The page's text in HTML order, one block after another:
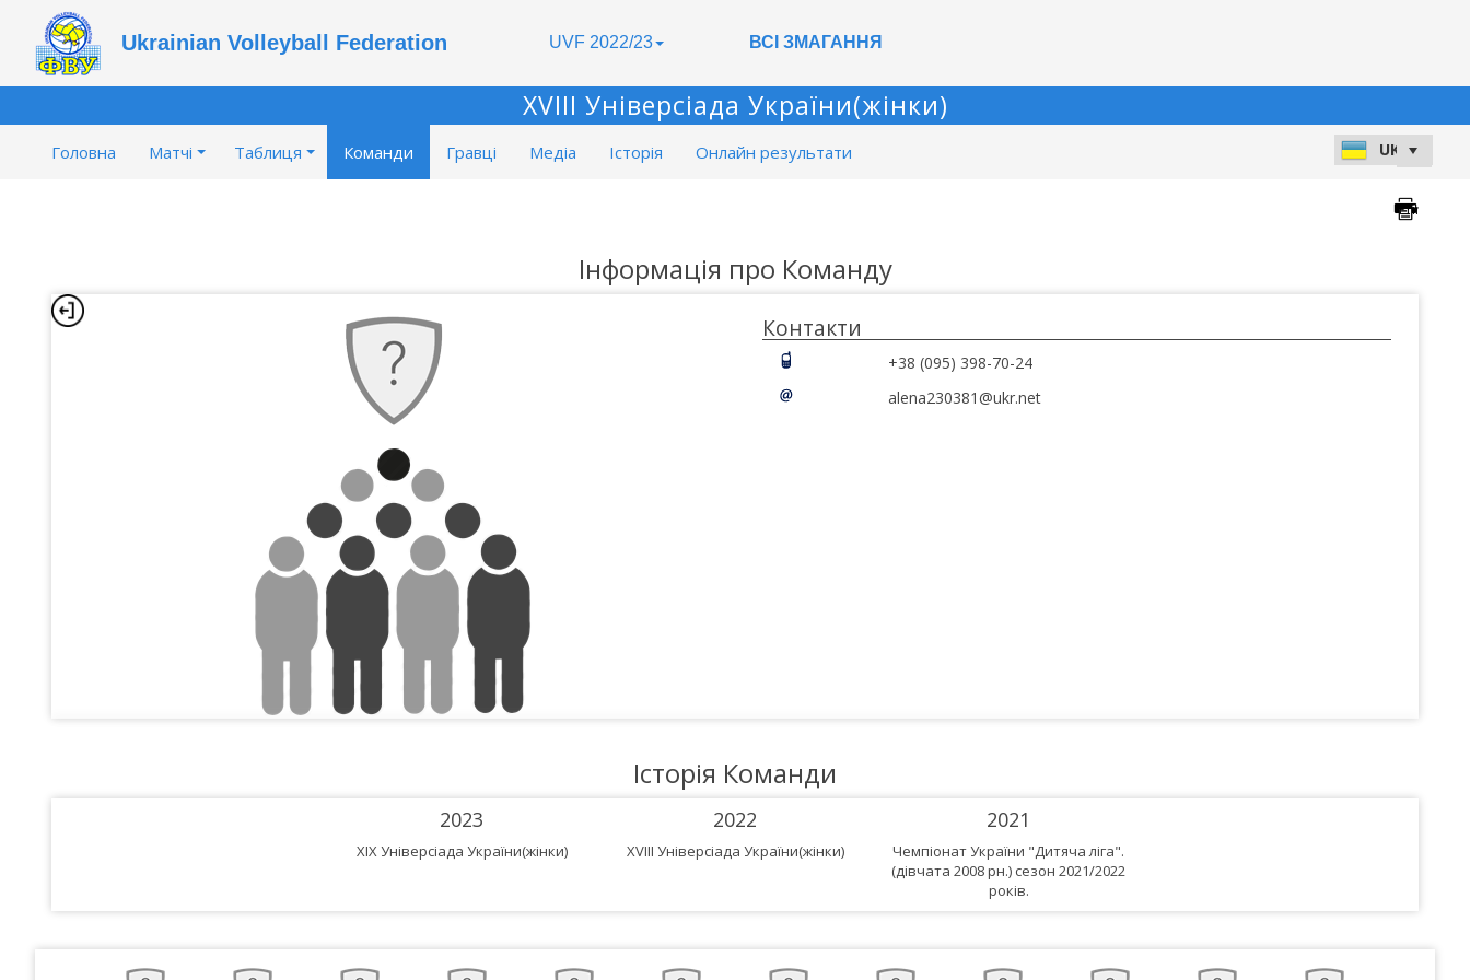
Ukrainian Volleyball Federation UVF 2022/23 ВСІ ЗМАГАННЯ
XVIII Універсіада України(жінки)
Головна Матчі Таблиця Команди Гравці Медіа Історія Онлайн результати
Інформація про Команду
Контакти
+38 (095) 398-70-24
alena230381@ukr.net
Історія Команди
2023
XIX Універсіада України(жінки)
2022
XVIII Універсіада України(жінки)
2021
Чемпіонат України "Дитяча ліга".
(дівчата 2008 рн.) сезон 2021/2022
років.